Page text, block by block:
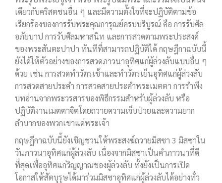
เดียวกับคริสตชนอื่น ๆ และมีความตั้งใจที่จะปฏิบัติตามข้อ
เรียกร้องของการรับพระคุณการุณย์ครบบริบูรณ์ คือ การรับศีล
อภัยบาป การรับศีลมหาสนิท และการสวดตามพระประสงค์
ของพระสันตะปาปา ทันทีที่สามารถปฏิบัติได้ กฤษฎีกาฉบับนี้
ยังได้ให้ตัวอย่างของการสวดภาวนาอุทิศแก่ผู้ล่วงลับแบบอื่น ๆ
ด้วย เช่น การสวดทำวัตรเช้าและทำวัตรเย็นอุทิศแก่ผู้ล่วงลับ
การสวดสายประคำ การสวดสายประคำพระเมตตา การรำพึง
บทอ่านจากพระวรสารของพิธีกรรมสำหรับผู้ล่วงลับ หรือ
ปฏิบัติงานเมตตาจิตโดยถวายความเจ็บป่วยและความยาก
ลำบากของพวกเขาแด่พระเจ้า
กฤษฎีกาฉบับนี้ยังเชิญชวนให้พระสงฆ์ถวายมิสซา 3 มิสซาใน
วันภาวนาอุทิศแก่ผู้ล่วงลับ เนื่องจากมิสซาเป็นคำภาวนาที่ดี
ที่สุดเพื่ออุทิศแก่วิญญาณของผู้ล่วงลับ ทั้งยังเป็นการเปิด
โอกาสให้สัตบุรุษได้มาร่วมมิสซาอุทิศแก่ผู้ล่วงลับได้อย่างทั่ว